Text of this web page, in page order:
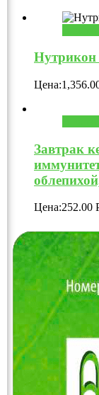
Цена:
Завтрак
Цена:252.00